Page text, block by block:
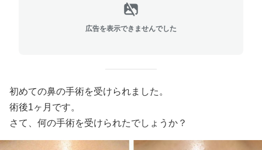
広告を表示できませんでした
初めての鼻の手術を受けられました。
術後1ヶ月です。
さて、何の手術を受けられたでしょうか？